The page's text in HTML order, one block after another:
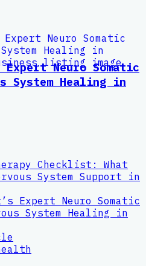
Neuro Somatic
System Healing in
Checklist: What
System Support in
Expert Neuro Somatic
System Healing in